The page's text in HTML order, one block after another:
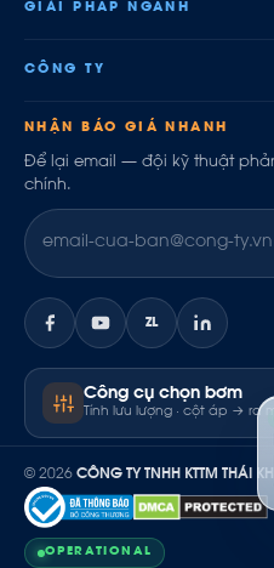
GIẢI PHÁP NGÀNH
CÔNG TY
NHẬN BÁO GIÁ NHANH
Để lại email — đội kỹ thuật
chính.
ZL
Công cụ chọn bơm
Tính lưu lượng · cột áp → ra
© 2026 CÔNG TY TNHH KTTM THÁI
OPERATIONAL